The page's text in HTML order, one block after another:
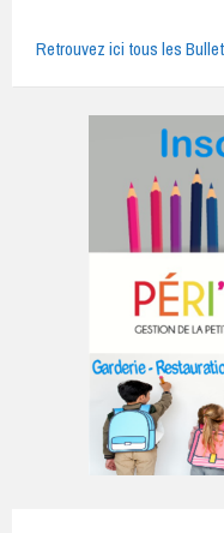
Retrouvez ici tous les